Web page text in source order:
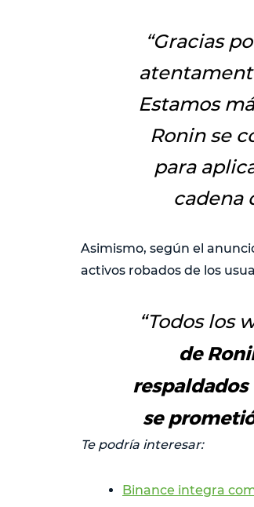
“Gracias
Estamos
Ronin se
para
cadena
Asimismo, según el
activos robados de los
“Todos los
de
respaldados
se
Te podría interesar:
Binance integra